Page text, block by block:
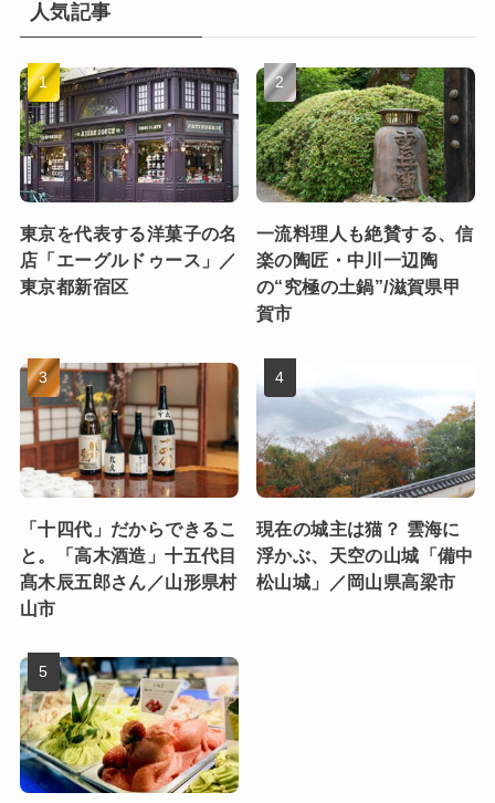
人気記事
東京を代表する洋菓子の名
店「エーグルドゥース」／
東京都新宿区
一流料理人も絶賛する、信
楽の陶匠・中川一辺陶
の“究極の土鍋”/滋賀県甲
賀市
「十四代」だからできるこ
と。「高木酒造」十五代目
髙木辰五郎さん／山形県村
山市
現在の城主は猫？ 雲海に
浮かぶ、天空の山城「備中
松山城」／岡山県高梁市